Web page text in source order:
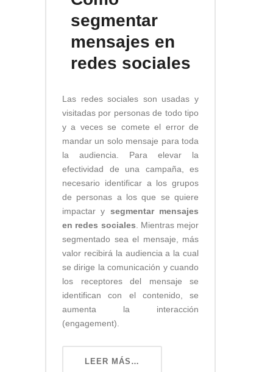
segmentar
mensajes en
redes sociales
Las redes sociales son usadas y
visitadas por personas de todo tipo
y a veces se comete el error de
mandar un solo mensaje para toda
la audiencia. Para elevar la
efectividad de una campaña, es
necesario identificar a los grupos
de personas a los que se quiere
impactar y segmentar mensajes
en redes sociales . Mientras mejor
segmentado sea el mensaje, más
valor recibirá la audiencia a la cual
se dirige la comunicación y cuando
los receptores del mensaje se
identifican con el contenido, se
aumenta la interacción
(engagement).
LEER MÁS…